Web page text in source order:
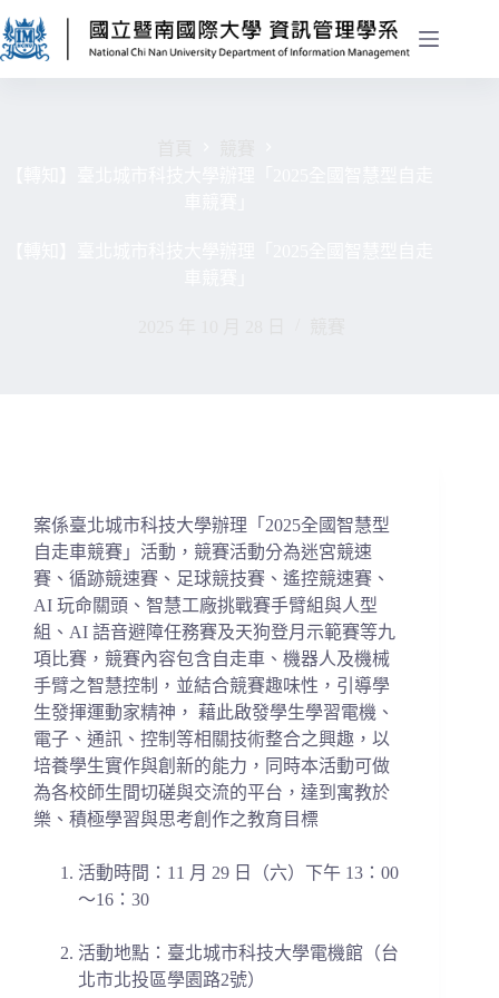
案係臺北城市科技大學辦理「2025全國智慧型
自走車競賽」活動，競賽活動分為迷宮競速
賽、循跡競速賽、足球競技賽、遙控競速賽、
AI 玩命關頭、智慧工廠挑戰賽手臂組與人型
組、AI 語音避障任務賽及天狗登月示範賽等九
項比賽，競賽內容包含自走車、機器人及機械
手臂之智慧控制，並結合競賽趣味性，引導學
生發揮運動家精神， 藉此啟發學生學習電機、
電子、通訊、控制等相關技術整合之興趣，以
培養學生實作與創新的能力，同時本活動可做
為各校師生間切磋與交流的平台，達到寓教於
樂、積極學習與思考創作之教育目標
活動時間：11 月 29 日（六）下午 13：00
〜16：30
活動地點：臺北城市科技大學電機館（台
北市北投區學園路2號）